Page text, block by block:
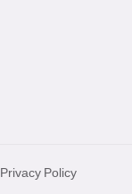
Privacy Policy